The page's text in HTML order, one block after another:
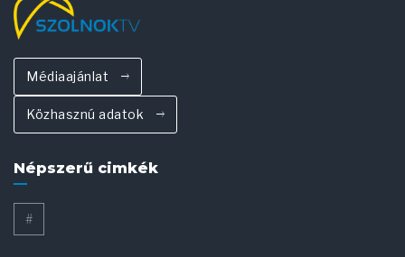
Médiaajánlat
Közhasznú adatok
Népszerű cimkék
#